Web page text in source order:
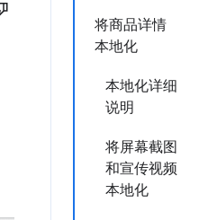
将商品详情
本地化
本地化详细
说明
将屏幕截图
和宣传视频
本地化